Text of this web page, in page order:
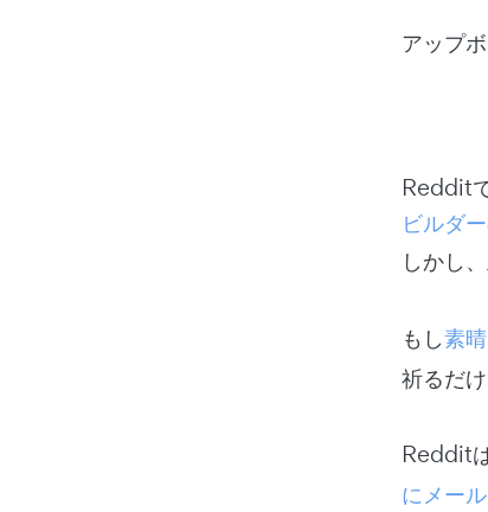
アップ
Reddit
ビルダ
しかし
もし素
祈るだ
Reddit
にメー